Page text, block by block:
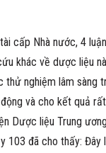
cấp Nhà nước, 4
khác về dược liệu
nghiệm lâm sàng
và cho kết quả
Dược liệu Trung
103 đã cho thấy: